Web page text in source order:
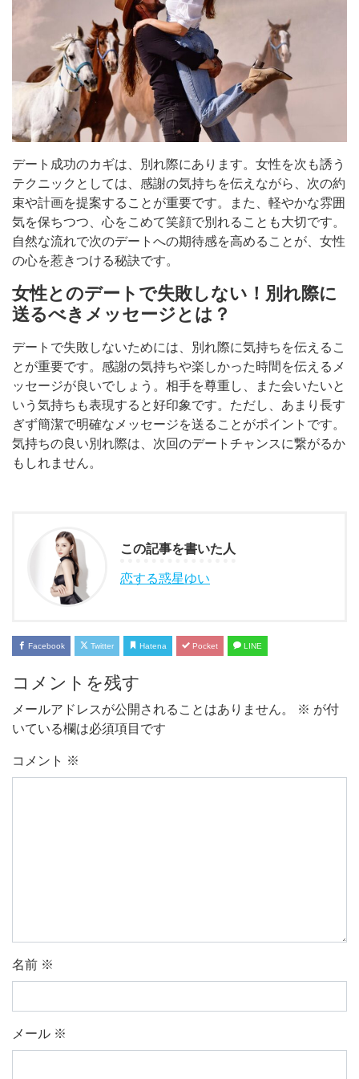
デート成功のカギは、別れ際にあります。女性を次も誘う
テクニックとしては、感謝の気持ちを伝えながら、次の約
束や計画を提案することが重要です。また、軽やかな雰囲
気を保ちつつ、心をこめて笑顔で別れることも大切です。
自然な流れで次のデートへの期待感を高めることが、女性
の心を惹きつける秘訣です。
女性とのデートで失敗しない！別れ際に
送るべきメッセージとは？
デートで失敗しないためには、別れ際に気持ちを伝えるこ
とが重要です。感謝の気持ちや楽しかった時間を伝えるメ
ッセージが良いでしょう。相手を尊重し、また会いたいと
いう気持ちも表現すると好印象です。ただし、あまり長す
ぎず簡潔で明確なメッセージを送ることがポイントです。
気持ちの良い別れ際は、次回のデートチャンスに繋がるか
もしれません。
この記事を書いた人
恋する惑星ゆい
Facebook Twitter Hatena Pocket LINE
コメントを残す
メールアドレスが公開されることはありません。 ※ が付
いている欄は必須項目です
コメント ※
名前 ※
メール ※